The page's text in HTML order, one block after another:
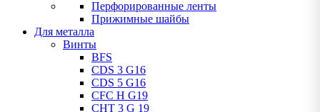
Перфорированные ленты
Прижимные шайбы
Для металла
Винты
BFS
CDS 3 G16
CDS 5 G16
CFC H G19
CHT 3 G 19